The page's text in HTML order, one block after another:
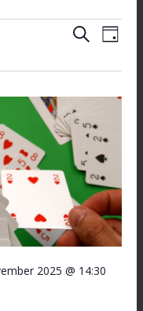
Zoeken
Dag
2025 @ 14:30